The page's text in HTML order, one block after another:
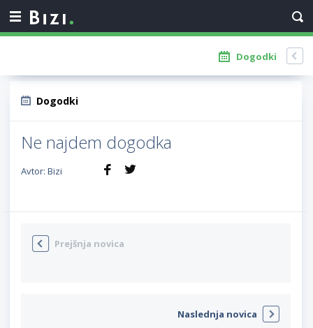
Dogodki
Dogodki
Ne najdem dogodka
Avtor: Bizi
Prejšnja novica
Naslednja novica